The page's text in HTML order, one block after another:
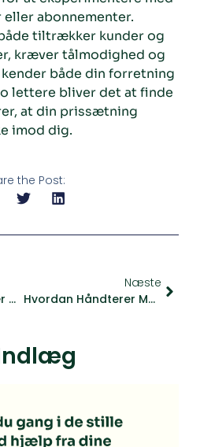
eller abonnementer.
tiltrækker kunder og
kræver tålmodighed og
både din forretning
lettere bliver det at finde
at din prissætning
imod dig.
the Post:
Hvordan Planlægger Man Kampagner, Der Øger Trafikken Uden At Devaluere Produkterne?
Næste
Hvordan Håndterer Man Kunder, Der Kun Handler Med Rabatter?